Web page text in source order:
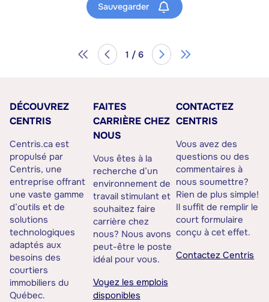
Sauvegarder
1 / 6
DÉCOUVREZ
CENTRIS
Centris.ca est
propulsé par
Centris, une
entreprise offrant
une vaste gamme
d’outils et de
solutions
technologiques
adaptés aux
besoins des
courtiers
immobiliers du
Québec.
FAITES
CARRIÈRE CHEZ
NOUS
Vous êtes à la
recherche d’un
environnement de
travail stimulant et
souhaitez faire
carrière chez
nous? Nous avons
peut-être le poste
idéal pour vous.
Voyez les emplois
disponibles
CONTACTEZ
CENTRIS
Vous avez des
questions ou des
commentaires à
nous soumettre?
Rien de plus simple!
Il suffit de remplir le
court formulaire
conçu à cet effet.
Contactez Centris